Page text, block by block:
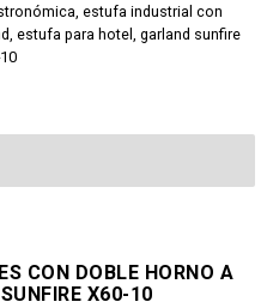
, estufa industrial con
, estufa para hotel , garland sunfire
CON DOBLE HORNO A
X60-10